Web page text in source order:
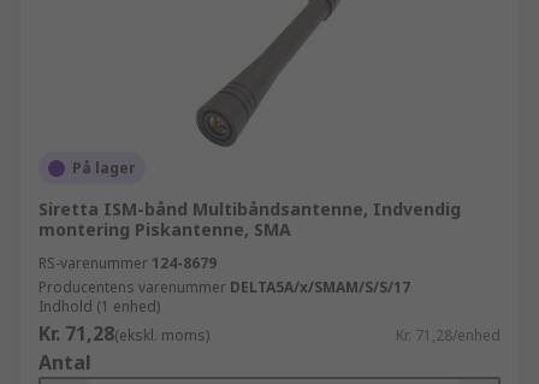
På lager
Siretta ISM-bånd Multibåndsantenne, Indvendig
montering Piskantenne, SMA
RS-varenummer 124-8679
Producentens varenummer DELTA5A/x/SMAM/S/S/17
Indhold (1 enhed)
Kr. 71,28(ekskl. moms) Kr. 71,28/enhed
Antal